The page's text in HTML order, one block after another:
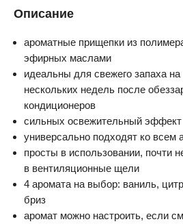
Описание
ароматные прищепки из
эфирных маслами
идеальны для свежего запаха
нескольких недель после
кондиционеров
сильных освежительный эффект
универсально подходят ко всем
просты в использовании, почти
в вентиляционные щели
4 аромата на выбор: ваниль,
бриз
аромат можно настроить, если